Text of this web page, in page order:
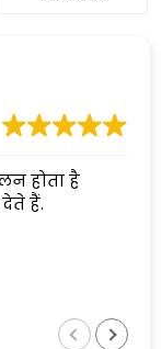
होता है
हैं.